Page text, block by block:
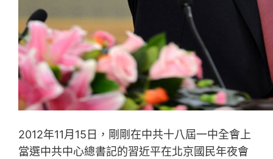
2012年11月15日，剛剛在中共十八屆一中全會上
當選中共中心總書記的習近平在北京國民年夜會